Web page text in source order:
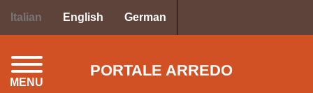
Italian English German
PORTALE ARREDO
MENU